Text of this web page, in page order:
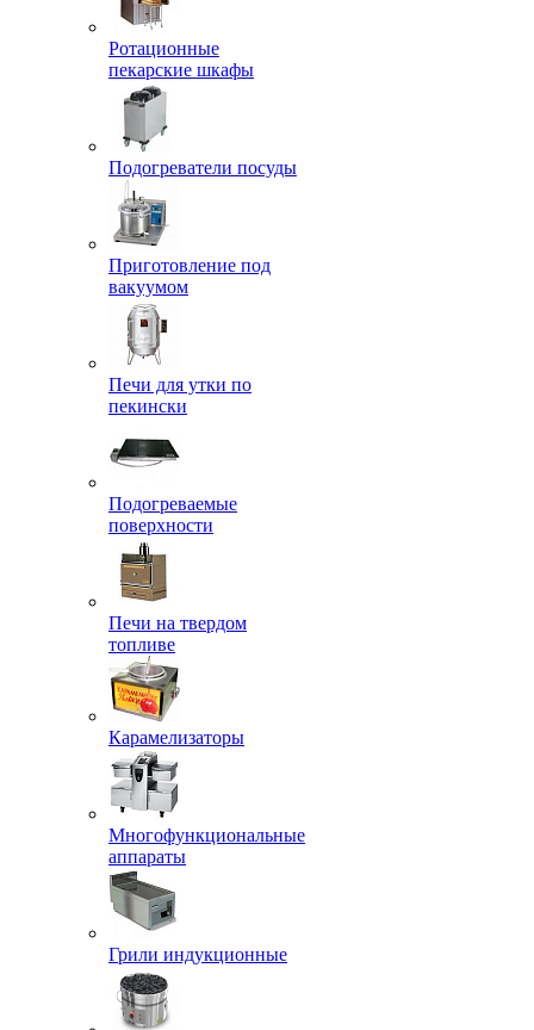
Ротационные
пекарские шкафы
Подогреватели посуды
Приготовление под
вакуумом
Печи для утки по
пекински
Подогреваемые
поверхности
Печи на твердом
топливе
Карамелизаторы
Многофункциональные
аппараты
Грили индукционные